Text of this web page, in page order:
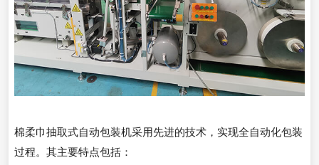
棉柔巾抽取式自动包装机采用先进的技术，实现全自动化包装
过程。其主要特点包括：